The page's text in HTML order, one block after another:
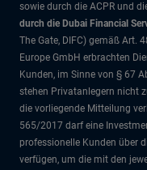
sowie durch die ACPR und
durch die Dubai Financial
The Gate, DIFC) gemäß Art.
Europe GmbH erbrachten
Kunden, im Sinne von § 67
stehen Privatanlegern nicht
die vorliegende Mitteilung
565/2017 darf eine
professionelle Kunden über
verfügen, um die mit den